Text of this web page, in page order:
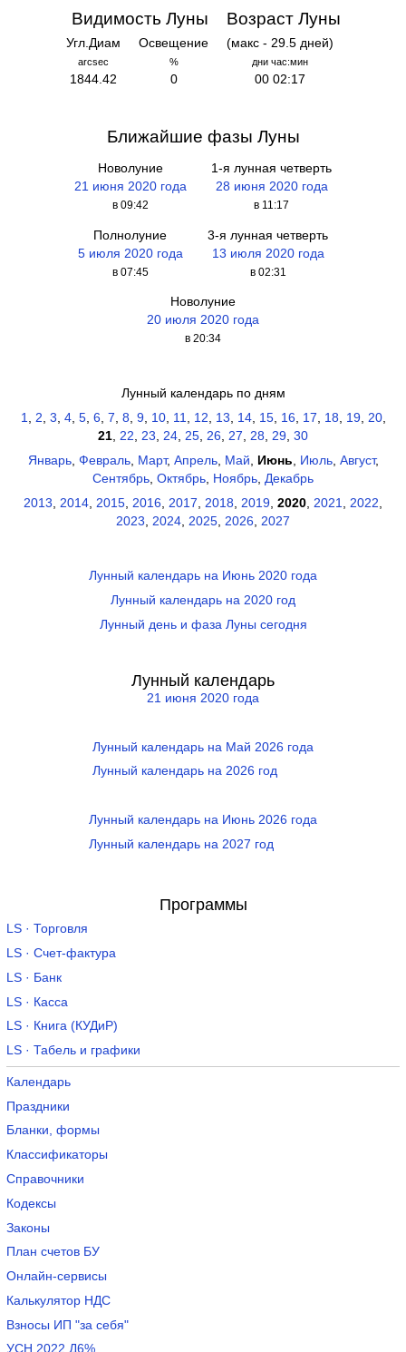
Видимость Луны
Угл.Диам
arcsec
1844.42
Освещение
%
0
Возраст Луны
(макс - 29.5 дней)
дни час:мин
00 02:17
Ближайшие фазы Луны
Новолуние
21 июня 2020 года
в 09:42
1-я лунная четверть
28 июня 2020 года
в 11:17
Полнолуние
5 июля 2020 года
в 07:45
3-я лунная четверть
13 июля 2020 года
в 02:31
Новолуние
20 июля 2020 года
в 20:34
Лунный календарь по дням
1
2 3 4, 5, 6, 7 8 9, 10, 11 12 13 14, 15, 16, 17 18 19, 20,
21 22 23 24 25 26 27 28 29 30
Январь, Февраль, Март, Апрель, Май Июнь Июль, Август,
Сентябрь Октябрь Ноябрь Декабрь
2013
2014 2015 2016 2017 2018 2019 2020 2021 2022
2023
2024 2025 2026 2027
Лунный календарь на Июнь 2020 года
Лунный календарь на 2020 год
Лунный день и фаза Луны сегодня
Лунный календарь
21 июня 2020 года
Лунный календарь на Май 2026 года
Лунный календарь на 2026 год
Лунный календарь на Июнь 2026 года
Лунный календарь на 2027 год
Программы
LS · Торговля
LS · Счет-фактура
LS · Банк
LS · Касса
LS · Книга (КУДиР)
LS · Табель и графики
Календарь
Праздники
Бланки, формы
Классификаторы
Справочники
Кодексы
Законы
План счетов БУ
Онлайн-сервисы
Калькулятор НДС
Взносы ИП "за себя"
УСН 2022 Д6%